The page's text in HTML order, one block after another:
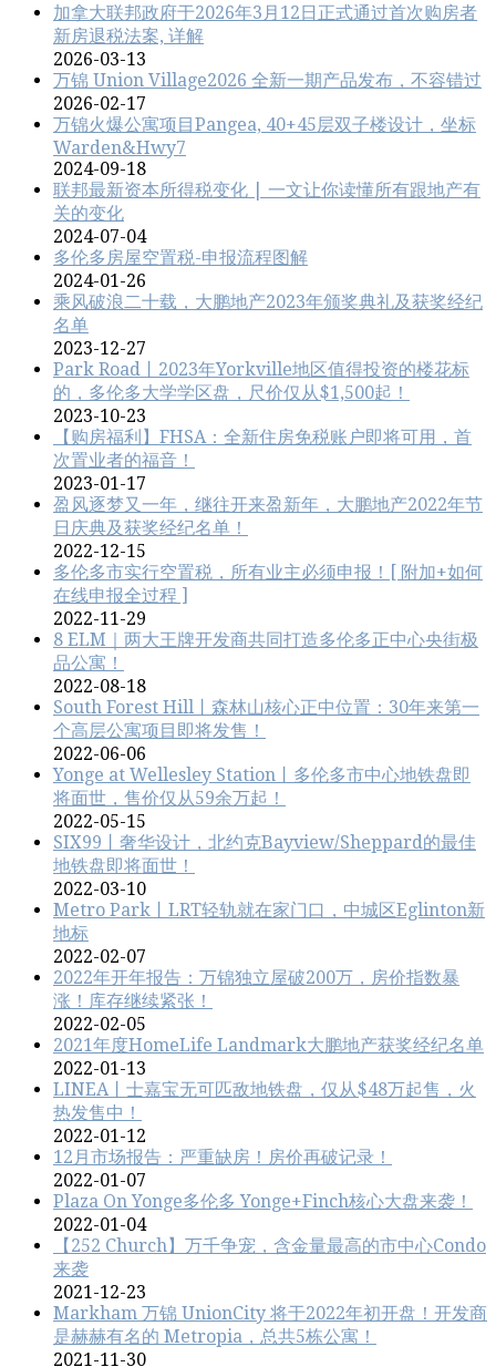
加拿大联邦政府于2026年3月12日正式通过首次购房者
新房退税法案, 详解
2026-03-13
万锦 Union Village2026 全新一期产品发布，不容错过
2026-02-17
万锦火爆公寓项目Pangea, 40+45层双子楼设计，坐标
Warden&Hwy7
2024-09-18
联邦最新资本所得税变化 | 一文让你读懂所有跟地产有
关的变化
2024-07-04
多伦多房屋空置税-申报流程图解
2024-01-26
乘风破浪二十载，大鹏地产2023年颁奖典礼及获奖经纪
名单
2023-12-27
Park Road丨2023年Yorkville地区值得投资的楼花标
的，多伦多大学学区盘，尺价仅从$1,500起！
2023-10-23
【购房福利】FHSA：全新住房免税账户即将可用，首
次置业者的福音！
2023-01-17
盈风逐梦又一年，继往开来盈新年，大鹏地产2022年节
日庆典及获奖经纪名单！
2022-12-15
多伦多市实行空置税，所有业主必须申报！[ 附加+如何
在线申报全过程 ]
2022-11-29
8 ELM｜两大王牌开发商共同打造多伦多正中心央街极
品公寓！
2022-08-18
South Forest Hill丨森林山核心正中位置：30年来第一
个高层公寓项目即将发售！
2022-06-06
Yonge at Wellesley Station丨多伦多市中心地铁盘即
将面世，售价仅从59余万起！
2022-05-15
SIX99丨奢华设计，北约克Bayview/Sheppard的最佳
地铁盘即将面世！
2022-03-10
Metro Park丨LRT轻轨就在家门口，中城区Eglinton新
地标
2022-02-07
2022年开年报告：万锦独立屋破200万，房价指数暴
涨！库存继续紧张！
2022-02-05
2021年度HomeLife Landmark大鹏地产获奖经纪名单
2022-01-13
LINEA丨士嘉宝无可匹敌地铁盘，仅从$48万起售，火
热发售中！
2022-01-12
12月市场报告：严重缺房！房价再破记录！
2022-01-07
Plaza On Yonge多伦多 Yonge+Finch核心大盘来袭！
2022-01-04
【252 Church】万千争宠，含金量最高的市中心Condo
来袭
2021-12-23
Markham 万锦 UnionCity 将于2022年初开盘！开发商
是赫赫有名的 Metropia，总共5栋公寓！
2021-11-30